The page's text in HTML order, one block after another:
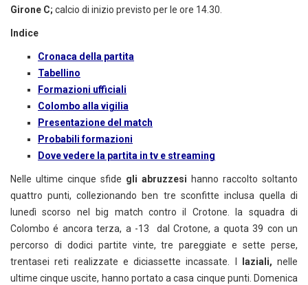
Girone C; calcio di inizio previsto per le ore 14.30.
Indice
Cronaca della partita
Tabellino
Formazioni ufficiali
Colombo alla vigilia
Presentazione del match
Probabili formazioni
Dove vedere la partita in tv e streaming
Nelle ultime cinque sfide gli abruzzesi hanno raccolto soltanto
quattro punti, collezionando ben tre sconfitte inclusa quella di
lunedì scorso nel big match contro il Crotone. la squadra di
Colombo é ancora terza, a -13 dal Crotone, a quota 39 con un
percorso di dodici partite vinte, tre pareggiate e sette perse,
trentasei reti realizzate e diciassette incassate. I
laziali, nelle
ultime cinque uscite, hanno portato a casa cinque punti. Domenica